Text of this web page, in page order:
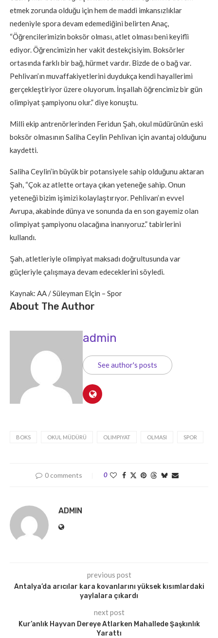
etmek zorunda olduğu için hem de maddi imkansızlıklar
nedeniyle spora devam edemediğini belirten Anaç,
“Öğrencilerimizin boksör olması, atlet olması beni keyifli
ediyor. Öğrencimizin her vakit destekçisiyim. Boksörler
ortasında farklı bir bağ, hürmet vardır. Bizde de o bağ var.
Pehlivan’ın muvaffakiyetlerini duydukça kendi hayallerimi
gerçekleştiriyor üzere oluyorum. İnşallah öğrencimiz bir gün
olimpiyat şampiyonu olur.” diye konuştu.
Milli ekip antrenörlerinden Feridun Şah, okul müdürünün eski
boksör olmasının Saliha Ceylin Pehlivan için avantaj olduğunu
kaydetti.
Saliha Ceylin’in büyük bir potansiyele sahip olduğunu aktaran
Şah, “Çok az atlette ortaya çıkan yeteneğe sahip. Onun
yeteneği bizim işimizi kolaylaştırıyor. Pehlivan’ın evvel
Avrupa, akabinde dünya ve sonunda da en son gayemiz olan
olimpiyat şampiyonu olacağına inanıyoruz.” tabirlerini
kullandı.
Şah, atletleriyle olimpiyat maksadı doğrultusunda var
güçleriyle çalışmaya devam edeceklerini söyledi.
Kaynak: AA / Süleyman Elçin – Spor
About The Author
admin
See author's posts
BOKS OKUL MÜDÜRÜ OLIMPIYAT OLMASI SPOR
0 comments 0
ADMIN
previous post
Antalya’da arıcılar kara kovanlarını yüksek kısımlardaki
yaylalara çıkardı
next post
Kur’anlık Hayvan Dereye Atlarken Mahallede Şaşkınlık
Yarattı